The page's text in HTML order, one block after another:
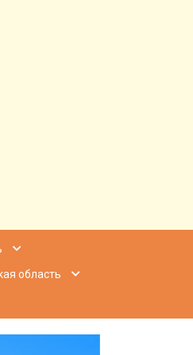
область